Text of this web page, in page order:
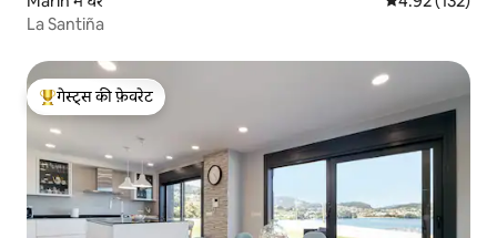
La Santiña
गेस्ट्स का टॉप फ़ेवरेट
गेस्ट्स की फ़ेवरेट